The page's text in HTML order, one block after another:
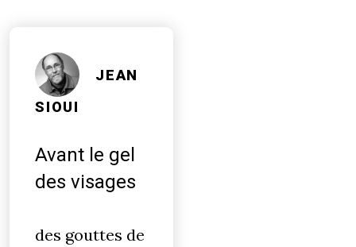
JEAN
SIOUI
Avant le gel
des visages
des gouttes de